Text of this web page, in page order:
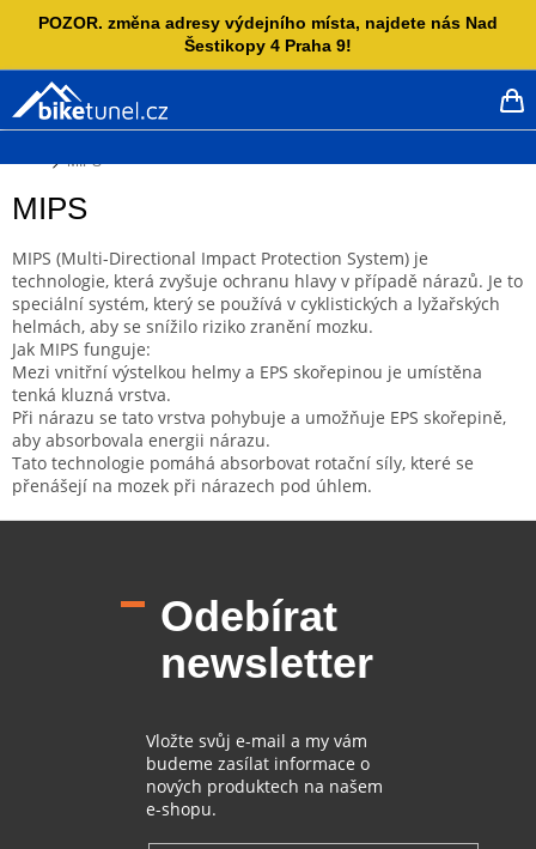
POZOR. změna adresy výdejního místa, najdete nás Nad
Šestikopy 4 Praha 9!
Domů
MIPS
MIPS
MIPS (Multi-Directional Impact Protection System) je
technologie, která zvyšuje ochranu hlavy v případě nárazů. Je to
speciální systém, který se používá v cyklistických a lyžařských
helmách, aby se snížilo riziko zranění mozku.
Jak MIPS funguje:
Mezi vnitřní výstelkou helmy a EPS skořepinou je umístěna
tenká kluzná vrstva.
Při nárazu se tato vrstva pohybuje a umožňuje EPS skořepině,
aby absorbovala energii nárazu.
Tato technologie pomáhá absorbovat rotační síly, které se
přenášejí na mozek při nárazech pod úhlem.
Odebírat
newsletter
Vložte svůj e-mail a my vám
budeme zasílat informace o
nových produktech na našem
e-shopu.